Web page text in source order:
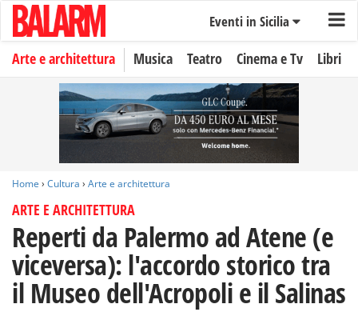
Eventi in Sicilia
Arte e architettura Musica Teatro Cinema e Tv Libri
Home › Cultura › Arte e architettura
ARTE E ARCHITETTURA
Reperti da Palermo ad Atene (e
viceversa): l'accordo storico tra
il Museo dell'Acropoli e il Salinas